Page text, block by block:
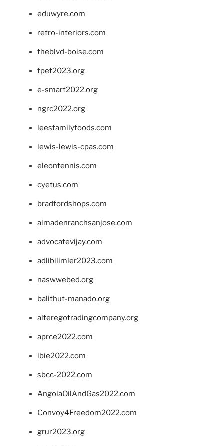
eduwyre.com
retro-interiors.com
theblvd-boise.com
fpet2023.org
e-smart2022.org
ngrc2022.org
leesfamilyfoods.com
lewis-lewis-cpas.com
eleontennis.com
cyetus.com
bradfordshops.com
almadenranchsanjose.com
advocatevijay.com
adlibilimler2023.com
naswwebed.org
balithut-manado.org
alteregotradingcompany.org
aprce2022.com
ibie2022.com
sbcc-2022.com
AngolaOilAndGas2022.com
Convoy4Freedom2022.com
grur2023.org